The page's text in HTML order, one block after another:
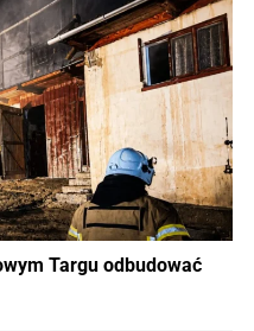
Targu odbudować